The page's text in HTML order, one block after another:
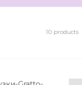
10 products